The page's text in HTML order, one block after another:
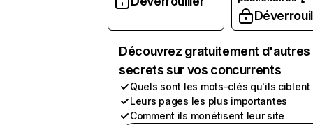
Découvrez gratuitement d'autres
secrets sur vos concurrents
Quels sont les mots-clés qu'ils ciblent
Leurs pages les plus importantes
Comment ils monétisent leur site